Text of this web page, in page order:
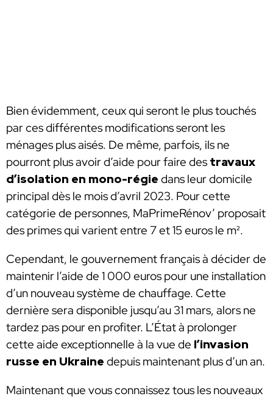
Bien évidemment, ceux qui seront le plus touchés
par ces différentes modifications seront les
ménages plus aisés. De même, parfois, ils ne
pourront plus avoir d’aide pour faire des travaux
d’isolation en mono-régie dans leur domicile
principal dès le mois d’avril 2023. Pour cette
catégorie de personnes, MaPrimeRénov’ proposait
des primes qui varient entre 7 et 15 euros le m².
Cependant, le gouvernement français à décider de
maintenir l’aide de 1 000 euros pour une installation
d’un nouveau système de chauffage. Cette
dernière sera disponible jusqu’au 31 mars, alors ne
tardez pas pour en profiter. L’État à prolonger
cette aide exceptionnelle à la vue de l’invasion
russe en Ukraine depuis maintenant plus d’un an.
Maintenant que vous connaissez tous les nouveaux